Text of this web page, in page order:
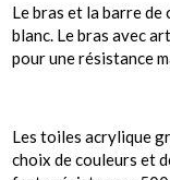
Le bras et la barre de
blanc. Le bras avec
pour une résistance
Lestoiles acrylique
choix de couleurs et